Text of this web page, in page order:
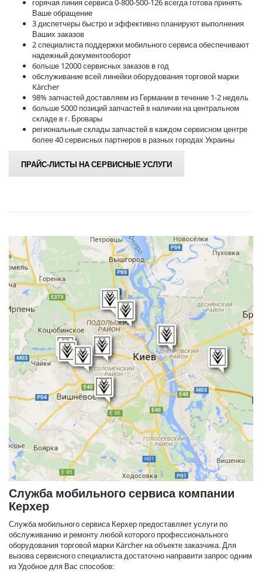
горячая линия сервиса 0-800-500-126 всегда готова принять
Ваше обращение
3 диспетчеры быстро и эффективно планируют выполнения
Ваших заказов
2 специалиста поддержки мобильного сервиса обеспечивают
надежный документооборот
больше 12000 сервисных заказов в год
обслуживание всей линейки оборудования торговой марки
Kärcher
98% запчастей доставляем из Германии в течение 1-2 недель
больше 5000 позиций запчастей в наличии на центральном
складе в г. Бровары
региональные склады запчастей в каждом сервисном центре
более 40 сервисных партнеров в разных городах Украины
ПРАЙС-ЛИСТЫ НА СЕРВИСНЫЕ УСЛУГИ
Служба мобильного сервиса компании
Керхер
Служба мобильного сервиса Керхер предоставляет услуги по
обслуживанию и ремонту любой которого профессионального
оборудования торговой марки Kärcher на объекте заказчика. Для
вызова сервисного специалиста достаточно направити запрос одним
из Удобное для Вас способов: